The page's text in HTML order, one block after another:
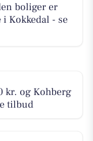
boliger er
Kokkedal - se
kr. og Kohberg
tilbud